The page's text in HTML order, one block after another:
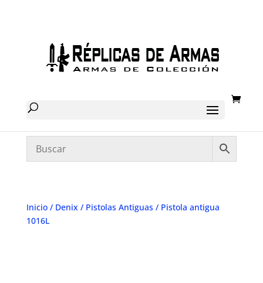
Inicio/ Denix / Pistolas Antiguas/ Pistola antigua
1016L